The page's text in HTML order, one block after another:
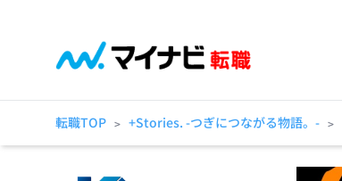
転職TOP > +Stories. -つぎにつながる物語。- >